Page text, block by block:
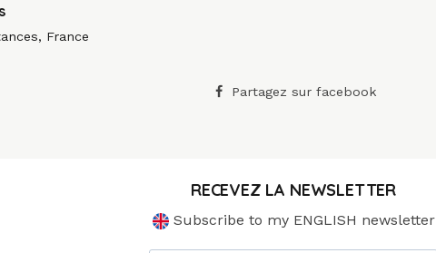
France
Partagez sur facebook
RECEVEZ LA NEWSLETTER
Subscribe to my ENGLISH newsletter